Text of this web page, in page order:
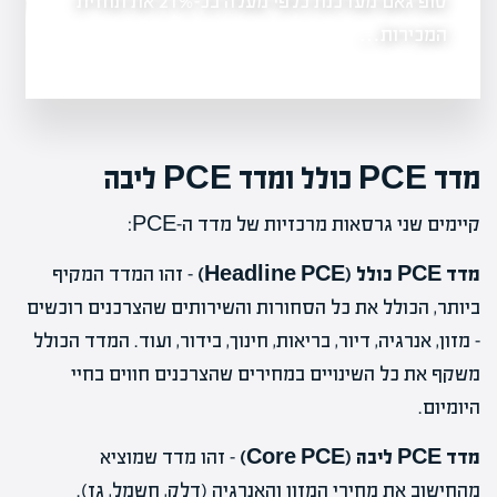
המכירות…
מדד PCE כולל ומדד PCE ליבה
קיימים שני גרסאות מרכזיות של מדד ה-PCE:
מדד PCE כולל (Headline PCE)
– זהו המדד המקיף
ביותר, הכולל את כל הסחורות והשירותים שהצרכנים רוכשים
– מזון, אנרגיה, דיור, בריאות, חינוך, בידור, ועוד. המדד הכולל
משקף את כל השינויים במחירים שהצרכנים חווים בחיי
היומיום.
מדד PCE ליבה (Core PCE)
– זהו מדד שמוציא
מהחישוב את מחירי המזון והאנרגיה (דלק, חשמל, גז).